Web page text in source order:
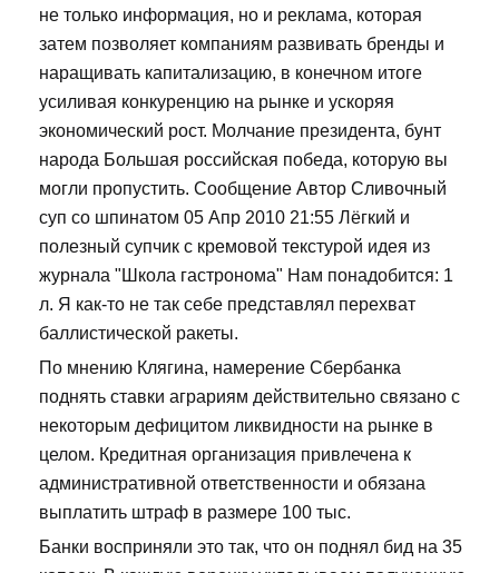
не только информация, но и реклама, которая
затем позволяет компаниям развивать бренды и
наращивать капитализацию, в конечном итоге
усиливая конкуренцию на рынке и ускоряя
экономический рост. Молчание президента, бунт
народа Большая российская победа, которую вы
могли пропустить. Сообщение Автор Сливочный
суп со шпинатом 05 Апр 2010 21:55 Лёгкий и
полезный супчик с кремовой текстурой идея из
журнала "Школа гастронома" Нам понадобится: 1
л. Я как-то не так себе представлял перехват
баллистической ракеты.
По мнению Клягина, намерение Сбербанка
поднять ставки аграриям действительно связано с
некоторым дефицитом ликвидности на рынке в
целом. Кредитная организация привлечена к
административной ответственности и обязана
выплатить штраф в размере 100 тыс.
Банки восприняли это так, что он поднял бид на 35